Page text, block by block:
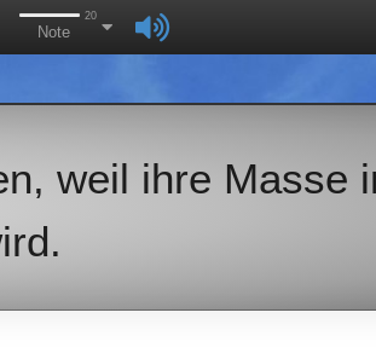
20
Note
weil ihre Masse